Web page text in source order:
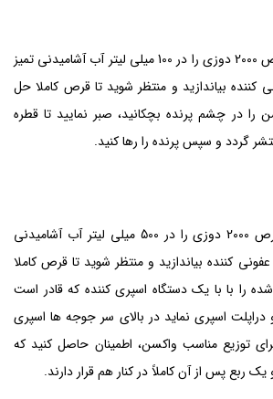
برای 2000 پرنده، یک قرص 2000 دوزی را در 100 میلی لیتر آب آشامیدنی تمیز
کننده بیاندازید و منتظر شوید تا قرص کاملا حل
را در چشم پرنده بچکانید، صبر نمایید تا قطره
گردد و سپس پرنده را رها کنید.
برای 2000 پرنده، یک قرص 2000 دوزی را در 500 میلی لیتر آب آشامیدنی
کننده بیاندازید و منتظر شوید تا قرص کاملا
را با با یک دستگاه اسپری کننده که قادر است
اسپری نماید در بالای سر جوجه ها اسپری
توزیع مناسب واکسن، اطمینان حاصل کنید که
ربع پس از آن کاملاً در کنار هم قرار دارند.